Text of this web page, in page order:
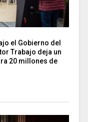
el Gobierno del
Trabajo deja un
20 millones de